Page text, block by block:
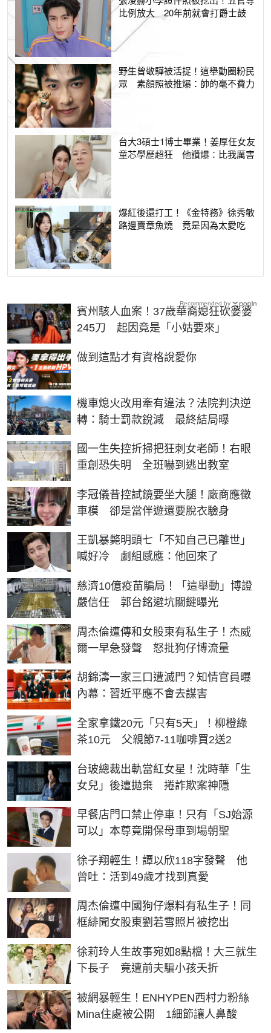
比例放大 20年前就會打爵士鼓
野生曾敬驊被活捉！這舉動圈粉民
眾 素顏照被推爆：帥的毫不費力
台大3碩士1博士畢業！姜厚任女友
童芯學歷超狂 他讚爆：比我厲害
爆紅後還打工！《金特務》徐秀敏
路邊賣章魚燒 竟是因為太愛吃
賓州駭人血案！37歲華裔媳狂砍婆婆
245刀 起因竟是「小姑要來」
做到這點才有資格說愛你
PR
機車熄火改用牽有違法？法院判決逆
轉：騎士罰款銳減 最終結局曝
國一生失控折掃把狂刺女老師！右眼
重創恐失明 全班嚇到逃出教室
李冠儀昔控試鏡要坐大腿！廠商應徵
車模 卻是當伴遊還要脫衣驗身
王凱暴斃明頭七「不知自己已離世」
喊好冷 劇組感應：他回來了
慈濟10億疫苗騙局！「這舉動」博證
嚴信任 郭台銘避坑關鍵曝光
周杰倫遭傳和女股東有私生子！杰威
爾一早急發聲 怒批狗仔博流量
胡錦濤一家三口遭滅門？知情官員曝
內幕：習近平應不會去謀害
全家拿鐵20元「只有5天」！柳橙綠
茶10元 父親節7-11咖啡買2送2
台玻總裁出軌當紅女星！沈時華「生
女兒」後遭拋棄 捲詐欺案神隱
早餐店門口禁止停車！只有「SJ始源
可以」本尊竟開保母車到場朝聖
徐子翔輕生！譚以欣118字發聲 他
曾吐：活到49歲才找到真愛
周杰倫遭中國狗仔爆料有私生子！同
框緋聞女股東劉若雪照片被挖出
徐莉玲人生故事宛如8點檔！大三就生
下長子 竟遭前夫騙小孩夭折
被網暴輕生！ENHYPEN西村力粉絲
Mina住處被公開 1細節讓人鼻酸
Recommended by